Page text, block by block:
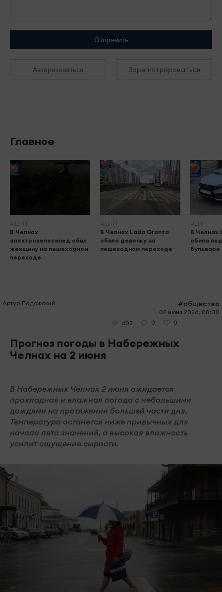
Отправить
Авторизоваться Зарегистрироваться
Главное
#ДТП
В Челнах
электровелосипед сбил
женщину на пешеходном
переходе
#ДТП
В Челнах Lada Granta
сбила девочку на
пешеходном переходе
#ДТП
В Челнах
сбила
Артур Ладожский #общество
02 июня 2026, 08:30
602
0 0
Прогноз погоды в Набережных
Челнах на 2 июня
В Набережных Челнах 2 июня ожидается
прохладная и влажная погода с небольшими
дождями на протяжении большей части дня.
Температура останется ниже привычных для
начала лета значений, а высокая влажность
усилит ощущение сырости.